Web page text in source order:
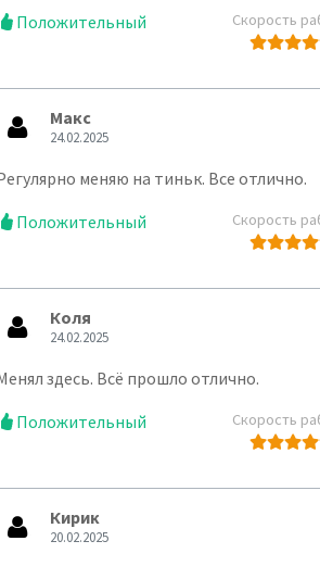
Положительный
Скорость
Макс
24.02.2025
меняю на тиньк. Все отлично.
Положительный
Скорость
Коля
24.02.2025
здесь. Всё прошло отлично.
Положительный
Скорость
Кирик
20.02.2025